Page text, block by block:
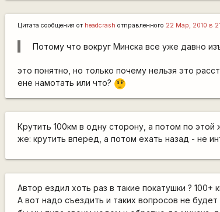
Цитата сообщения от headcrash отправленного 22 Мар, 2010 в
Потому что вокруг Минска все уже давно
это понятно, но только почему нельзя это
ене намотать или что? ???
Крутить 100км в одну сторону, а потом по
же: крутить вперед, а потом ехать назад - не
Автор ездил хоть раз в такие покатушки ? 100+
А вот надо съездить и таких вопросов не будет